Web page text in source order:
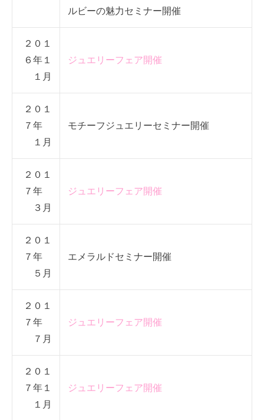
ルビーの魅力セミナー開催
２０１
６年１
１月
ジュエリーフェア開催
２０１
７年
１月
モチーフジュエリーセミナー開催
２０１
７年
３月
ジュエリーフェア開催
２０１
７年
５月
エメラルドセミナー開催
２０１
７年
７月
ジュエリーフェア開催
２０１
７年１
１月
ジュエリーフェア開催